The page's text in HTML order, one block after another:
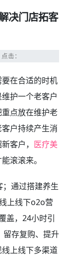
决门店拓客
点击：
在合适的时机
护一个老客户
点放在维护老
户持续产生消
客户， 医疗美
滚滚来。
通过搭建养生
上线下o2o营
盖，24小时引
留存复购、提升
上线下多渠道